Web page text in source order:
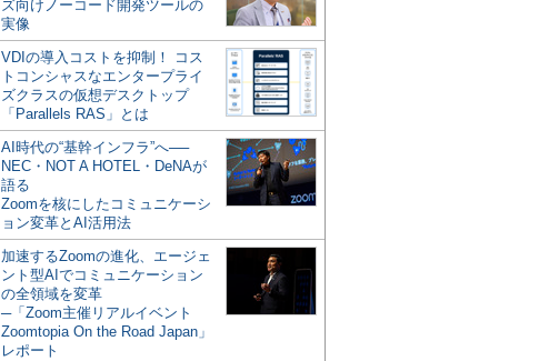
ズ向けノーコード開発ツールの
実像
VDIの導入コストを抑制！ コス
トコンシャスなエンタープライ
ズクラスの仮想デスクトップ
「Parallels RAS」とは
AI時代の“基幹インフラ”へ──
NEC・NOT A HOTEL・DeNAが
語る
Zoomを核にしたコミュニケーシ
ョン変革とAI活用法
加速するZoomの進化、エージェ
ント型AIでコミュニケーション
の全領域を変革
─「Zoom主催リアルイベント
Zoomtopia On the Road Japan」
レポート